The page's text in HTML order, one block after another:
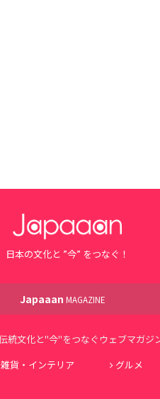
日本の文化と ”今” をつなぐ！
Japaaan MAGAZINE
統文化と"今"をつなぐウェブマガジ
雑貨・インテリア グルメ